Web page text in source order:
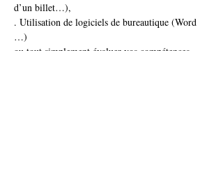
d’un billet…),
. Utilisation de logiciels de bureautique (Word
…)
ou tout simplement évaluer vos compétences